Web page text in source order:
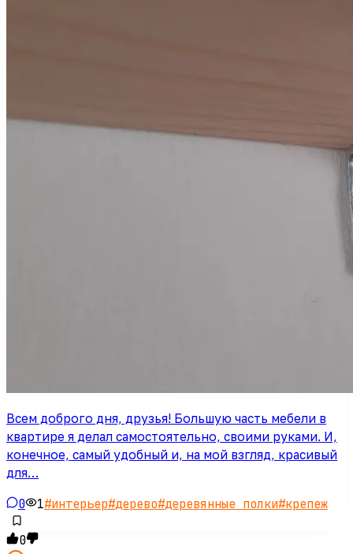
Всем доброго дня, друзья! Большую часть мебели в
квартире я делал самостоятельно, своими руками. И,
конечное, самый удобный и, на мой взгляд, красивый
для…
0 1#интерьер#дерево#деревянные полки#крепеж
0